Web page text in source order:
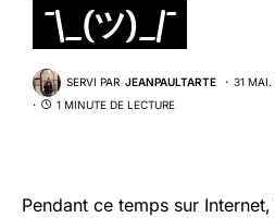
¯\_(ツ)_/¯
SERVI PAR JEANPAULTARTE 31 MAI.
1 MINUTE DE LECTURE
Pendant ce temps sur